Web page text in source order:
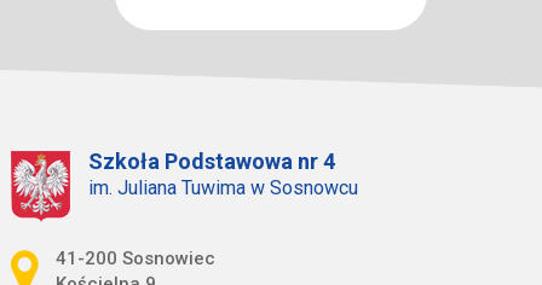
Szkoła Podstawowa nr 4
im. Juliana Tuwima w Sosnowcu
Adres pocztowy:
41-200 Sosnowiec